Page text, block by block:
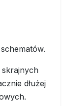
skrajnych
dłużej